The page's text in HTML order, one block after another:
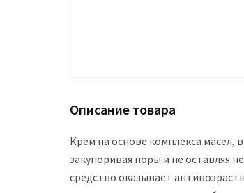
Описание товара
Крем на основе комплекса масел,
закупоривая поры и не оставляя
средство оказывает